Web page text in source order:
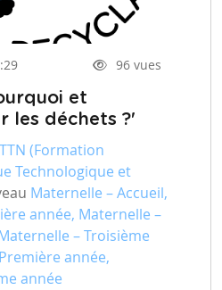
96 vues
et
les déchets ?'
(Formation
Technologique et
Maternelle – Accueil,
année, Maternelle –
– Troisième
année,
année